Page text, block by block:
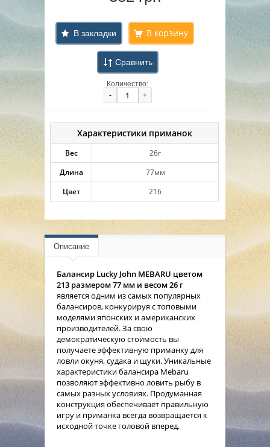
В закладки
Сравнить
Количество:
-
+
Характеристики приманок
Вес
26г
Длина
77мм
Цвет
216
Описание
Балансир Lucky John MEBARU цветом
213 размером 77 мм и весом 26 г
является одним из самых популярных
балансиров, конкурируя с топовыми
моделями японских и американских
производителей. За свою
демократическую стоимость вы
получаете эффективную приманку для
ловли окуня, судака и щуки. Уникальные
характеристики балансира Mebaru
позволяют эффективно ловить рыбу в
самых разных условиях. Продуманная
конструкция обеспечивает правильную
игру и приманка всегда возвращается к
исходной точке головой вперед.